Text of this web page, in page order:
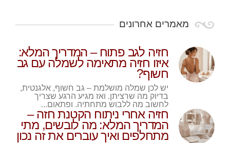
מאמרים אחרונים
חזיה לגב פתוח – המדריך המלא:
איזו חזיה מתאימה לשמלה עם גב
חשוף?
יש לכן שמלה מושלמת – גב חשוף, אלגנטית,
בדיוק מה שרציתן. ואז מגיע הרגע שצריך
לחשוב מה ללבוש מתחתיה. ופתאום...
חזיה אחרי ניתוח הקטנת חזה –
המדריך המלא: מה לובשים, מתי
מתחלפים ואיך עוברים את זה נכון